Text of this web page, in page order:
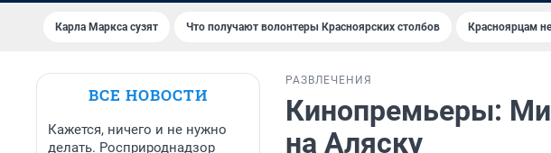
Карла Маркса сузят Что получают волонтеры Красноярских столбов Красноярцам
ВСЕ НОВОСТИ
Кажется, ничего и не нужно
делать. Росприроднадзор
РАЗВЛЕЧЕНИЯ
Кинопремьеры:
на Аляску